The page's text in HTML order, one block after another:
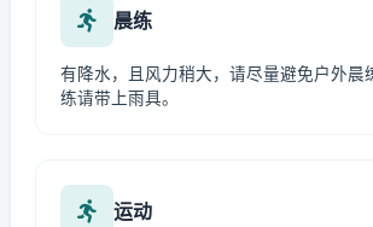
晨练
有降水，且风力稍大，请尽量避免户外晨
练请带上雨具。
运动